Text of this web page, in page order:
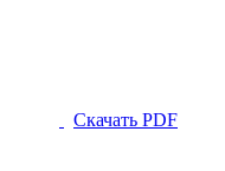
Скачать PDF